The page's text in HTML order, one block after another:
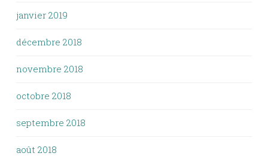
janvier 2019
décembre 2018
novembre 2018
octobre 2018
septembre 2018
août 2018